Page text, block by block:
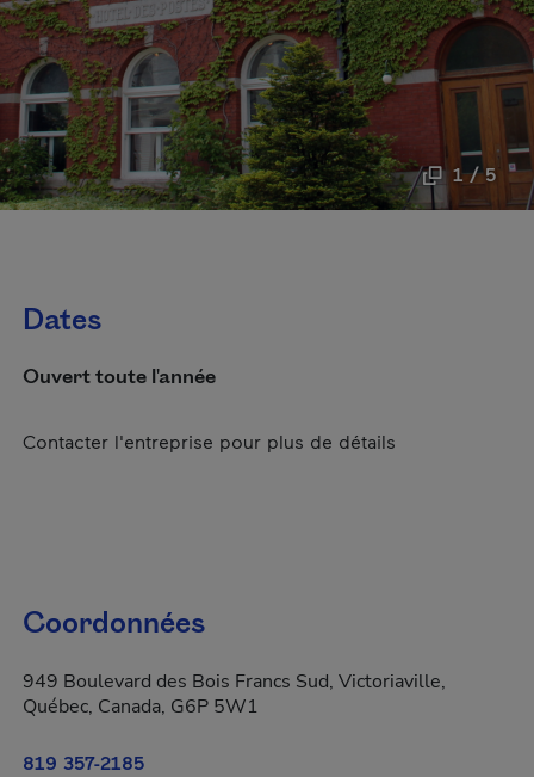
1 / 5
Dates
Ouvert toute l'année
Contacter l'entreprise pour plus de détails
Coordonnées
949 Boulevard des Bois Francs Sud, Victoriaville,
Québec, Canada, G6P 5W1
819 357-2185